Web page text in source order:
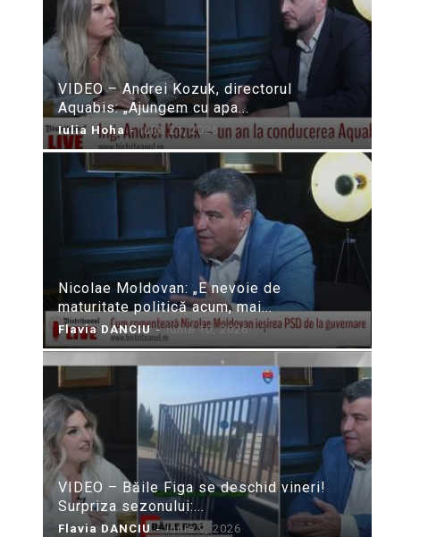
VIDEO – Andrei Kozuk, directorul
Aquabis: „Ajungem cu apa...
Iulia Hoha - iulie 21, 2026
Nicolae Moldovan: „E nevoie de
maturitate politică acum, mai...
Flavia DANCIU - iunie 10, 2026
VIDEO – Băile Figa se deschid vineri!
Surpriza sezonului:...
Flavia DANCIU - iunie 9, 2026